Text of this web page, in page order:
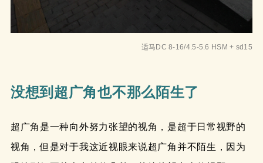
适马DC 8-16/4.5-5.6 HSM + sd15
没想到超广角也不那么陌生了
超广角是一种向外努力张望的视角，是超于日常视野的
视角，但是对于我这近视眼来说超广角并不陌生，因为